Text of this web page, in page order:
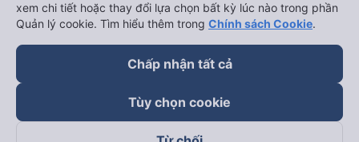
xem chi tiết hoặc thay đổi lựa chọn bất kỳ lúc nào trong phần
Quản lý cookie. Tìm hiểu thêm trong Chính sách Cookie.
Chấp nhận tất cả
Tùy chọn cookie